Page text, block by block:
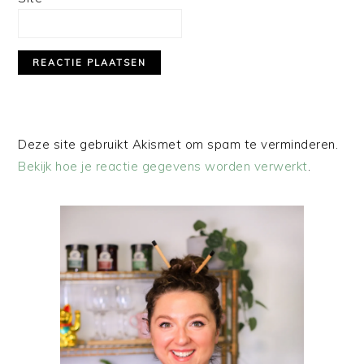
Deze site gebruikt Akismet om spam te verminderen.
Bekijk hoe je reactie gegevens worden verwerkt.